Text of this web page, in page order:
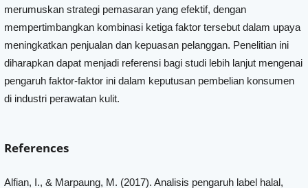
merumuskan strategi pemasaran yang efektif, dengan
mempertimbangkan kombinasi ketiga faktor tersebut dalam upaya
meningkatkan penjualan dan kepuasan pelanggan. Penelitian ini
diharapkan dapat menjadi referensi bagi studi lebih lanjut mengenai
pengaruh faktor-faktor ini dalam keputusan pembelian konsumen
di industri perawatan kulit.
References
Alfian, I., & Marpaung, M. (2017). Analisis pengaruh label halal,